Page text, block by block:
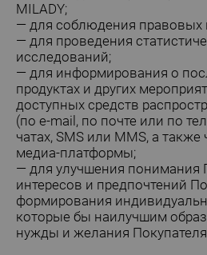
MILADY;
— для соблюдения правовых
— для проведения
исследований;
— для информирования о
продуктах и других
доступных средств
(по e-mail, по почте или по
чатах, SMS или MMS, а также
медиа-платформы;
— для улучшения понимания
интересов и предпочтений
формирования
которые бы наилучшим
нужды и желания Покупателя.